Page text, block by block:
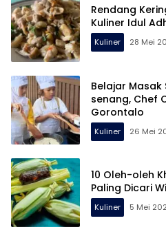
Rendang
Kuliner Idul
Kuliner 28 Mei
Belajar
senang, Chef
Gorontalo
Kuliner 26 Mei
10 Oleh-oleh
Paling Dicari
Kuliner 5 Mei